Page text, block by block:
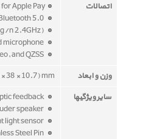
اتصالات
for Apple Pay
وزن و ابعاد
38 × 10.7) mm
سایر ویژگیها